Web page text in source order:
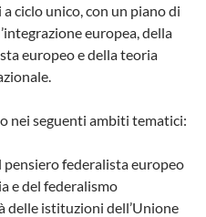
ciclo unico, con un piano di
europea, della
europeo e della teoria
nei seguenti ambiti tematici:
federalista europeo
e del federalismo
delle istituzioni dell’Unione